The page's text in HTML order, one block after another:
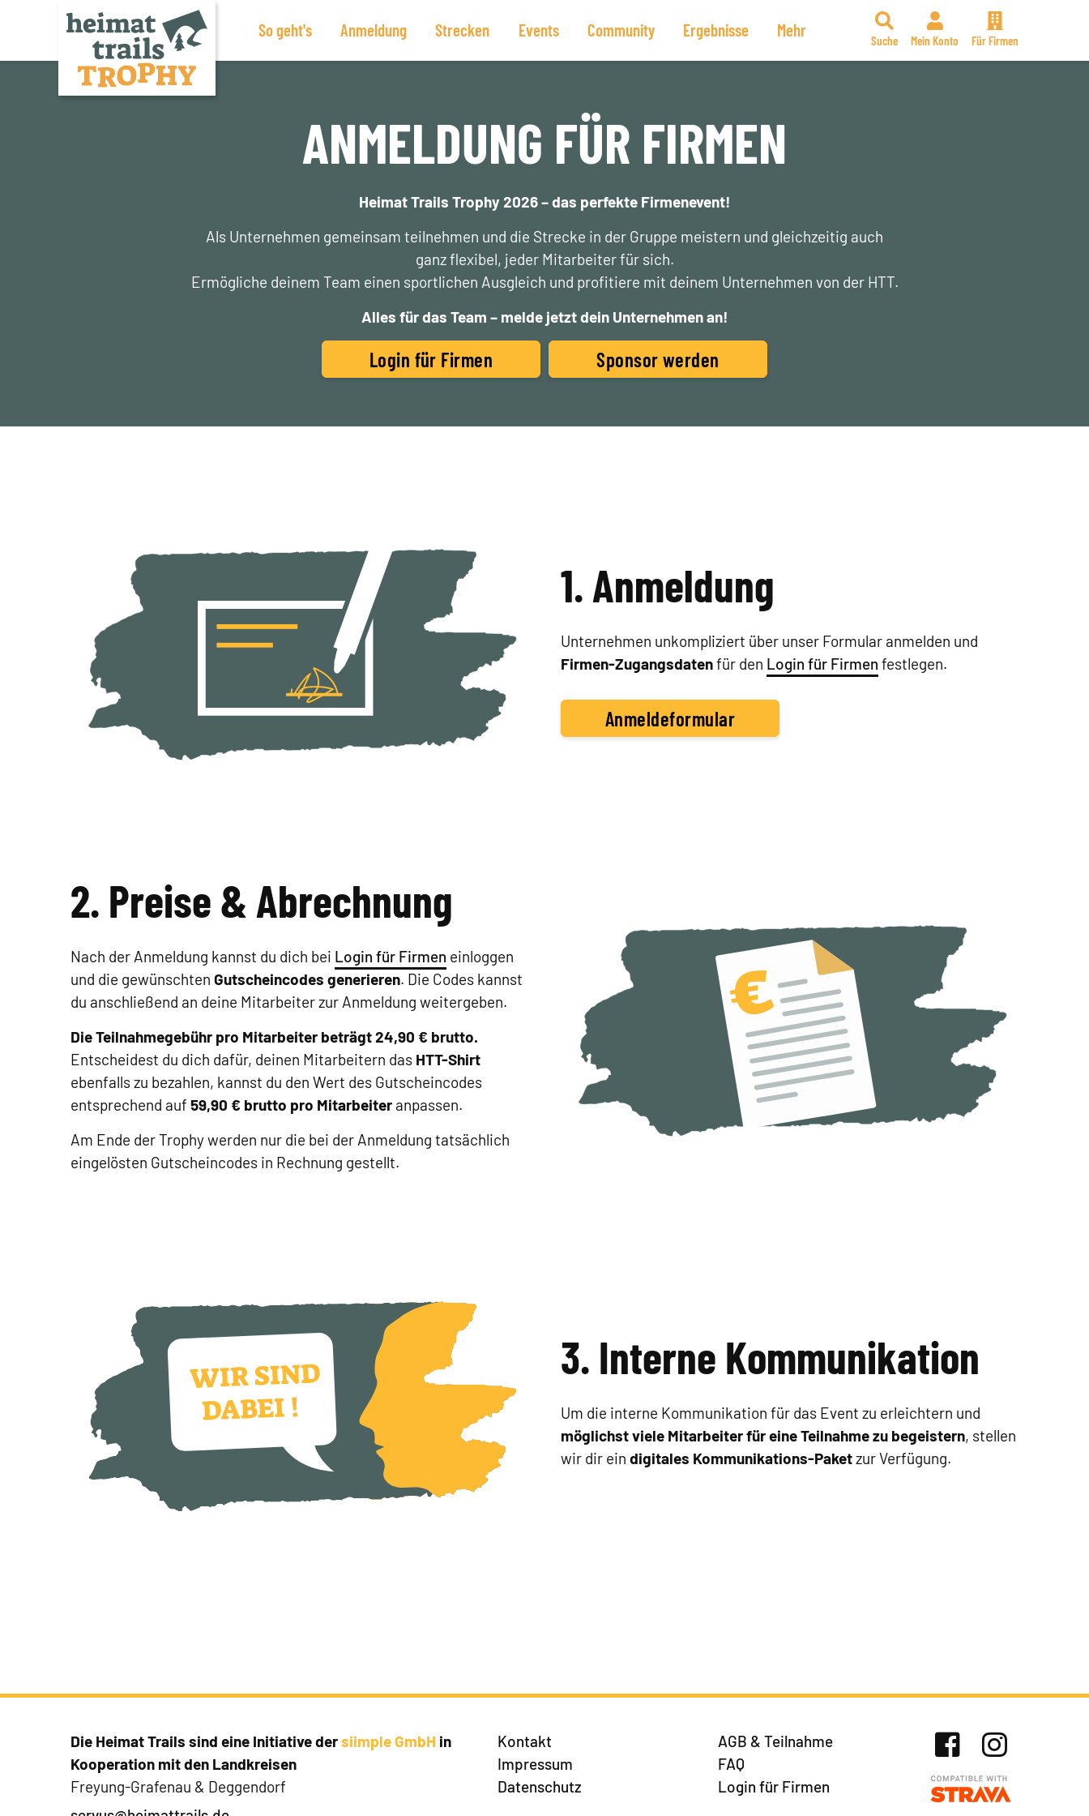
So geht's Anmeldung Strecken Events Community Ergebnisse Mehr
Suche Mein Konto Für Firmen
ANMELDUNG FÜR FIRMEN
Heimat Trails Trophy 2026 – das perfekte Firmenevent!
Als Unternehmen gemeinsam teilnehmen und die Strecke in der Gruppe meistern und gleichzeitig auch
ganz flexibel, jeder Mitarbeiter für sich.
Ermögliche deinem Team einen sportlichen Ausgleich und profitiere mit deinem Unternehmen von der HTT.
Alles für das Team – melde jetzt dein Unternehmen an!
Login für Firmen Sponsor werden
1. Anmeldung
Unternehmen unkompliziert über unser Formular anmelden und
Firmen-Zugangsdatenfür den Login für Firmen festlegen.
Anmeldeformular
2. Preise & Abrechnung
Nach der Anmeldung kannst du dich bei Login für Firmen einloggen
und die gewünschten Gutscheincodes generieren. Die Codes kannst
du anschließend an deine Mitarbeiter zur Anmeldung weitergeben.
Die Teilnahmegebühr pro Mitarbeiter beträgt 24,90 € brutto.
Entscheidest du dich dafür, deinen Mitarbeitern das HTT-Shirt
ebenfalls zu bezahlen, kannst du den Wert des Gutscheincodes
entsprechend auf 59,90 € brutto pro Mitarbeiter anpassen.
Am Ende der Trophy werden nur die bei der Anmeldung tatsächlich
eingelösten Gutscheincodes in Rechnung gestellt.
3. Interne Kommunikation
Um die interne Kommunikation für das Event zu erleichtern und
möglichst viele Mitarbeiter für eine Teilnahme zu begeistern, stellen
wir dir ein digitales Kommunikations-Paketzur Verfügung.
Die Heimat Trails sind eine Initiative dersiimple GmbH in
Kooperation mit den Landkreisen
Freyung-Grafenau & Deggendorf
Kontakt
Impressum
Datenschutz
AGB & Teilnahme
FAQ
Login für Firmen